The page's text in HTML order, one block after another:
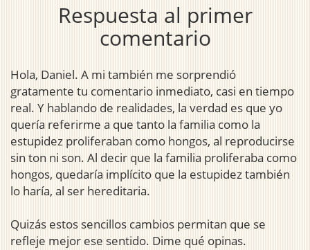
Respuesta al primer
comentario
Hola, Daniel. A mi también me sorprendió
gratamente tu comentario inmediato, casi en tiempo
real. Y hablando de realidades, la verdad es que yo
quería referirme a que tanto la familia como la
estupidez proliferaban como hongos, al reproducirse
sin ton ni son. Al decir que la familia proliferaba como
hongos, quedaría implícito que la estupidez también
lo haría, al ser hereditaria.
Quizás estos sencillos cambios permitan que se
refleje mejor ese sentido. Dime qué opinas.